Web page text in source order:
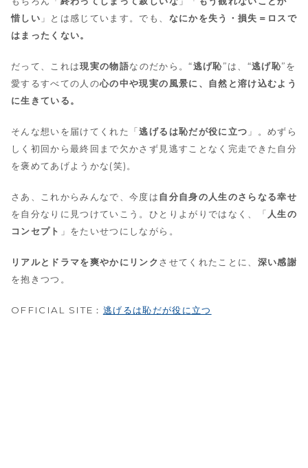
惜しい 」とは感じています。でも、 なにかを失う・損失＝ロスで
はまったくない。
だって、これは現実の物語なのだから。“逃げ恥”は、“逃げ恥”を
愛するすべての人の心の中や現実の風景に、自然と溶け込むよう
に生きている。
そんな想いを届けてくれた「逃げるは恥だが役に立つ 」。めずら
しく初回から最終回まで欠かさず見逃すことなく完走できた自分
を褒めてあげようかな(笑)。
さあ、これからみんなで、今度は自分自身の人生のさらなる幸せ
を自分なりに見つけていこう。ひとりよがりではなく、「 人生の
コンセプト 」をたいせつにしながら。
リアルとドラマを爽やかにリンク させてくれたことに、 深い感謝
を抱きつつ。
OFFICIAL SITE： 逃げるは恥だが役に立つ